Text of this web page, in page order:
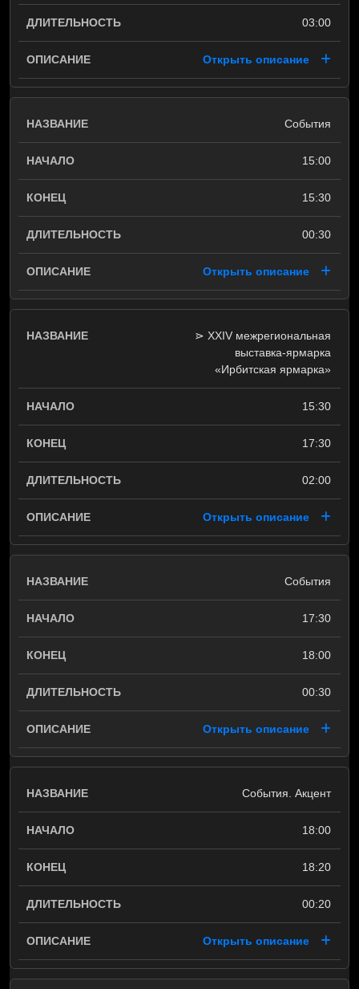
03:00
Открыть описание
События
15:00
15:30
00:30
Открыть описание
⋗ XXIV межрегиональная
выставка-ярмарка
«Ирбитская ярмарка»
15:30
17:30
02:00
Открыть описание
События
17:30
18:00
00:30
Открыть описание
События. Акцент
18:00
18:20
00:20
Открыть описание